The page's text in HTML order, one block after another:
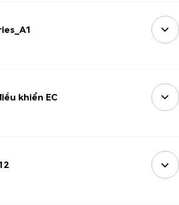
khiển EC